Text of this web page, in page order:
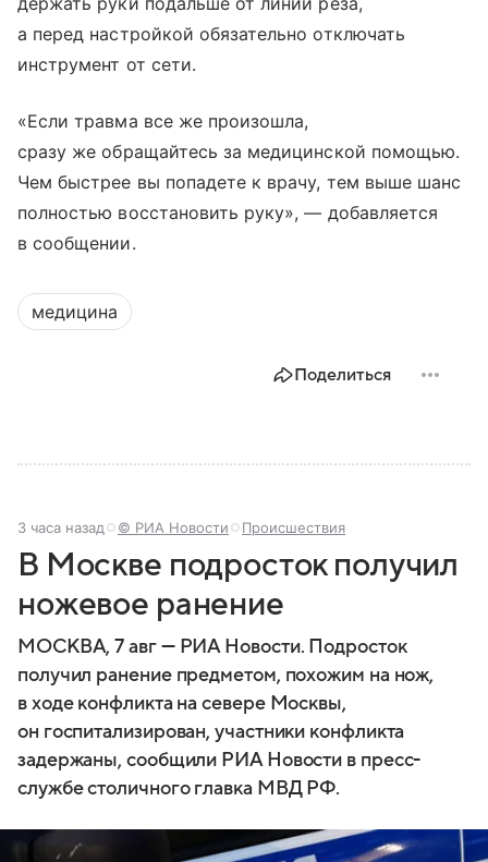
а перед настройкой обязательно отключать
инструмент от сети.
«Если травма все же произошла,
сразу же обращайтесь за медицинской помощью.
Чем быстрее вы попадете к врачу, тем выше шанс
полностью восстановить руку», — добавляется
в сообщении.
медицина
Поделиться
3 часа назад © РИА Новости Происшествия
В Москве подросток получил
ножевое ранение
МОСКВА, 7 авг — РИА Новости. Подросток
получил ранение предметом, похожим на нож,
в ходе конфликта на севере Москвы,
он госпитализирован, участники конфликта
задержаны, сообщили РИА Новости в пресс-
службе столичного главка МВД РФ.